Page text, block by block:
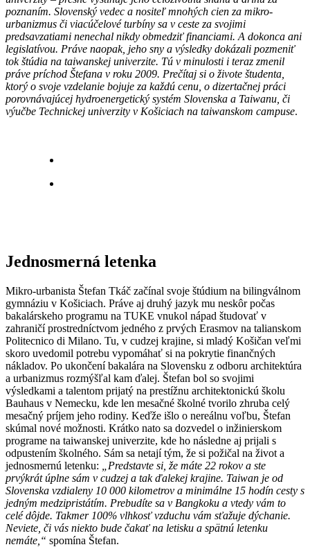
poznaním. Slovenský vedec a nositeľ mnohých cien za mikro-
urbanizmus či viacúčelové turbíny sa v ceste za svojimi
predsavzatiami nenechal nikdy obmedziť financiami. A dokonca ani
legislatívou. Práve naopak, jeho sny a výsledky dokázali pozmeniť
tok štúdia na taiwanskej univerzite. Tú v minulosti i teraz zmenil
práve príchod Štefana v roku 2009. Prečítaj si o živote študenta,
ktorý o svoje vzdelanie bojuje za každú cenu, o dizertačnej práci
porovnávajúcej hydroenergetický systém Slovenska a Taiwanu, či
výučbe Technickej univerzity v Košiciach na taiwanskom campuse.
Jednosmerná letenka
Mikro-urbanista Štefan Tkáč začínal svoje štúdium na bilingválnom
gymnáziu v Košiciach. Práve aj druhý jazyk mu neskôr počas
bakalárskeho programu na TUKE vnukol nápad študovať v
zahraničí prostredníctvom jedného z prvých Erasmov na talianskom
Politecnico di Milano. Tu, v cudzej krajine, si mladý Košičan veľmi
skoro uvedomil potrebu vypomáhať si na pokrytie finančných
nákladov. Po ukončení bakalára na Slovensku z odboru architektúra
a urbanizmus rozmýšľal kam ďalej. Štefan bol so svojimi
výsledkami a talentom prijatý na prestížnu architektonickú školu
Bauhaus v Nemecku, kde len mesačné školné tvorilo zhruba celý
mesačný príjem jeho rodiny. Keďže išlo o nereálnu voľbu, Štefan
skúmal nové možnosti. Krátko nato sa dozvedel o inžinierskom
programe na taiwanskej univerzite, kde ho následne aj prijali s
odpustením školného. Sám sa netají tým, že si požičal na život a
jednosmernú letenku:
„Predstavte si, že máte 22 rokov a ste
prvýkrát úplne sám v cudzej a tak ďalekej krajine. Taiwan je od
Slovenska vzdialeny 10 000 kilometrov a minimálne 15 hodín cesty s
jedným medzipristátím. Prebudíte sa v Bangkoku a vtedy vám to
celé dôjde. Takmer 100% vlhkosť vzduchu vám sťažuje dýchanie.
Neviete, či vás niekto bude čakať na letisku a spätnú letenku
nemáte,“ spomína Štefan.